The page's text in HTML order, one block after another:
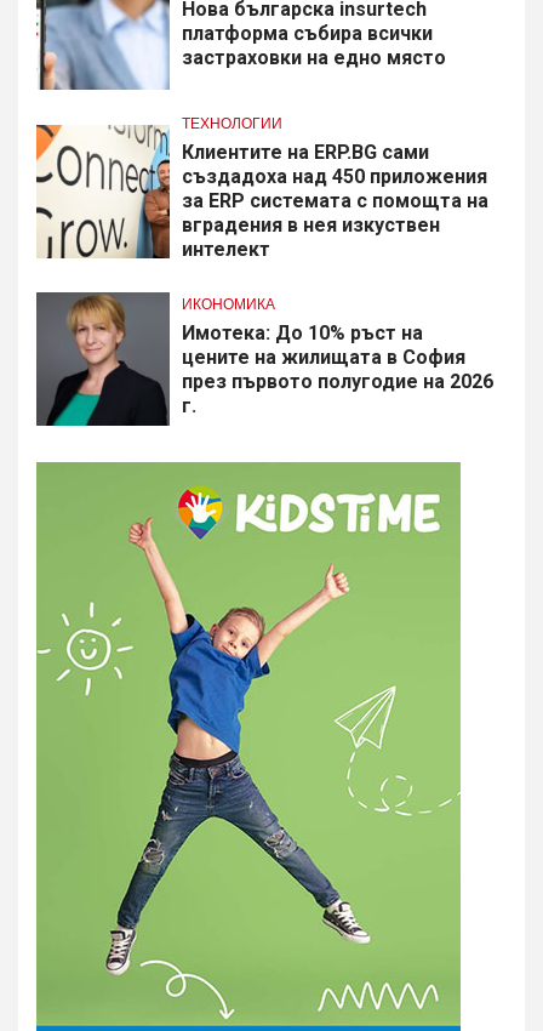
Нова българска insurtech
платформа събира всички
застраховки на едно място
ТЕХНОЛОГИИ
Клиентите на ERP.BG сами
създадоха над 450 приложения
за ERP системата с помощта на
вградения в нея изкуствен
интелект
ИКОНОМИКА
Имотека: До 10% ръст на
цените на жилищата в София
през първото полугодие на 2026
г.